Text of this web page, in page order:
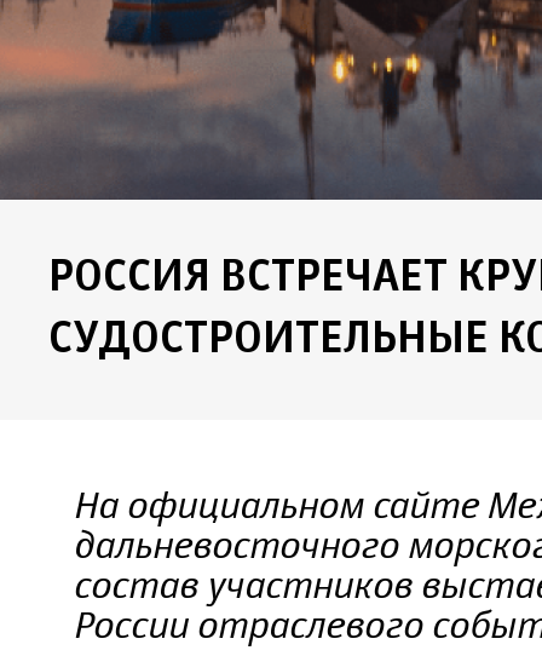
РОССИЯ ВСТРЕЧАЕТ
СУДОСТРОИТЕЛЬНЫЕ
На официальном сайте
дальневосточного
состав участников
России отраслевого